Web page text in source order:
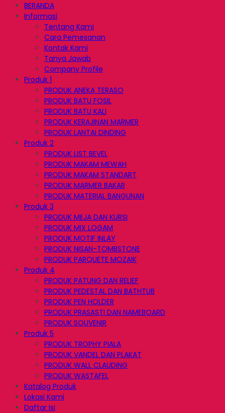
BERANDA
Informasi
Tentang Kami
Cara Pemesanan
Kontak Kami
Tanya Jawab
Company Profile
Produk 1
PRODUK ANEKA TERASO
PRODUK BATU FOSIL
PRODUK BATU KALI
PRODUK KERAJINAN MARMER
PRODUK LANTAI DINDING
Produk 2
PRODUK LIST BEVEL
PRODUK MAKAM MEWAH
PRODUK MAKAM STANDART
PRODUK MARMER BAKAR
PRODUK MATERIAL BANGUNAN
Produk 3
PRODUK MEJA DAN KURSI
PRODUK MIX LOGAM
PRODUK MOTIF INLAY
PRODUK NISAN-TOMBSTONE
PRODUK PARQUETE MOZAIK
Produk 4
PRODUK PATUNG DAN RELIEF
PRODUK PEDESTAL DAN BATHTUB
PRODUK PEN HOLDER
PRODUK PRASASTI DAN NAMEBOARD
PRODUK SOUVENIR
Produk 5
PRODUK TROPHY PIALA
PRODUK VANDEL DAN PLAKAT
PRODUK WALL CLAUDING
PRODUK WASTAFEL
Katalog Produk
Lokasi Kami
Daftar Isi